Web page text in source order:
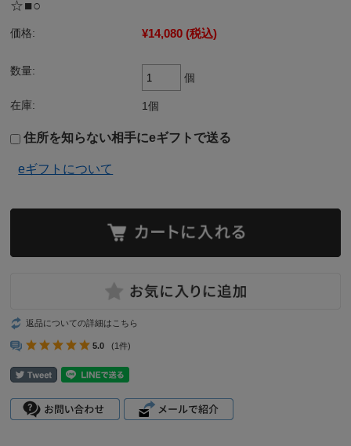
☆■○
価格: ¥14,080 (税込)
数量:
個
在庫: 1個
住所を知らない相手にeギフトで送る
eギフトについて
返品についての詳細はこちら
5.0 (1件)